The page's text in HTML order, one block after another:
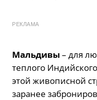
РЕКЛАМА
Мальдивы– для
теплого
этой живописной
заранее